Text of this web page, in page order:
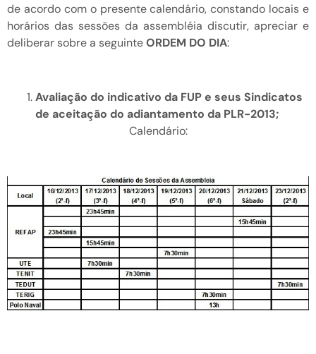
de acordo com o presente calendário, constando locais e
horários das sessões da assembléia discutir, apreciar e
deliberar sobre a seguinteORDEM DO DIA:
Avaliação do indicativo da FUP e seus Sindicatos
de aceitação do adiantamento da PLR-2013;
Calendário: